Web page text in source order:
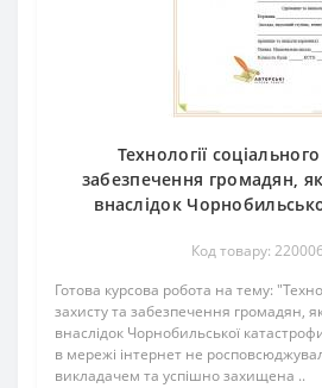
Технології
забезпечення громадян,
внаслідок
Код товару:
Готова курсова робота на тему:
захисту та забезпечення громадян,
внаслідок Чорнобильської
в мережі інтернет не
викладачем та успішно захищена ..